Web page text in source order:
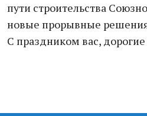
пути строительства
новые прорывные
С праздником вас, дорогие